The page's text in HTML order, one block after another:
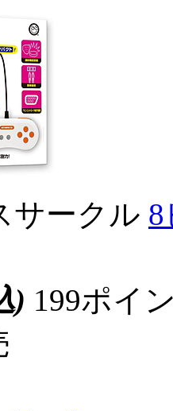
サークル 8
) 199ポイ